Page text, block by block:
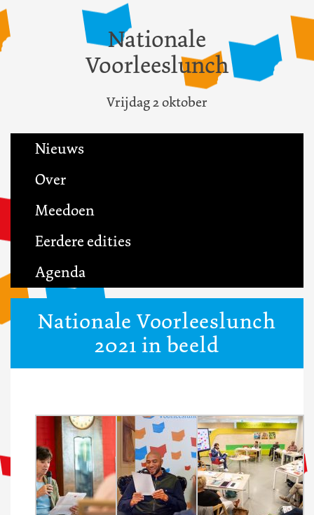
Nationale
Voorleeslunch
Vrijdag 2 oktober
Nieuws
Over
Meedoen
Eerdere edities
Agenda
Nationale Voorleeslunch
2021 in beeld